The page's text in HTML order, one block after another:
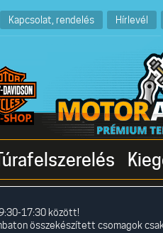
Kapcsolat, rendelés Hírlevél
17:30 között!
összekészített csomagok